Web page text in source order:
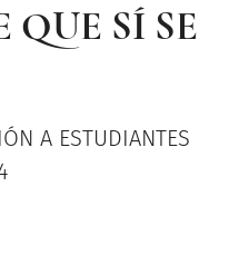
QUE SÍ SE
A ESTUDIANTES